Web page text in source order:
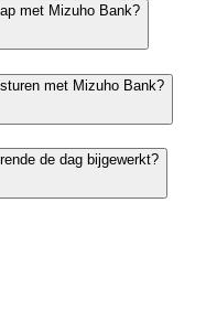
met Mizuho Bank?
met Mizuho Bank?
de dag bijgewerkt?